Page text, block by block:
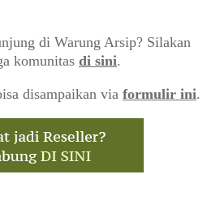
di Warung Arsip? Silakan
komunitas di sini.
disampaikan via formulir ini.